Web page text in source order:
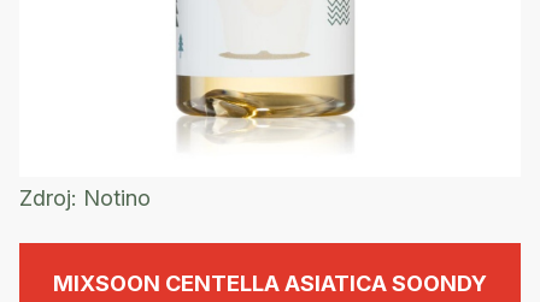
Zdroj: Notino
MIXSOON CENTELLA ASIATICA SOONDY